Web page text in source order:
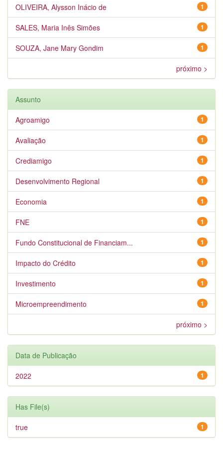
1
OLIVEIRA, Alysson Inácio de
1
SALES, Maria Inês Simões
1
SOUZA, Jane Mary Gondim
próximo >
Assunto
1
Agroamigo
1
Avaliação
1
Crediamigo
1
Desenvolvimento Regional
1
Economia
1
FNE
1
Fundo Constitucional de Financiam...
1
Impacto do Crédito
1
Investimento
1
Microempreendimento
próximo >
Data de Publicação
1
2022
Has File(s)
1
true